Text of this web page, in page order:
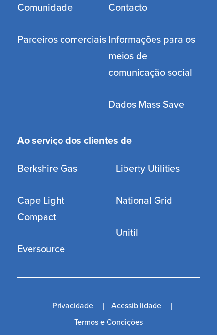
Comunidade
Parceiros comerciais
Contacto
Informações para os
meios de
comunicação social
Dados Mass Save
Ao serviço dos clientes de
Berkshire Gas
Cape Light
Compact
Eversource
Liberty Utilities
National Grid
Unitil
Privacidade
Acessibilidade
Termos e Condições